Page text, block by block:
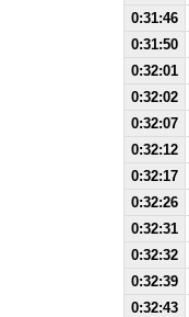
0:31:46
0:31:50
0:32:01
0:32:02
0:32:07
0:32:12
0:32:17
0:32:26
0:32:31
0:32:32
0:32:39
0:32:43